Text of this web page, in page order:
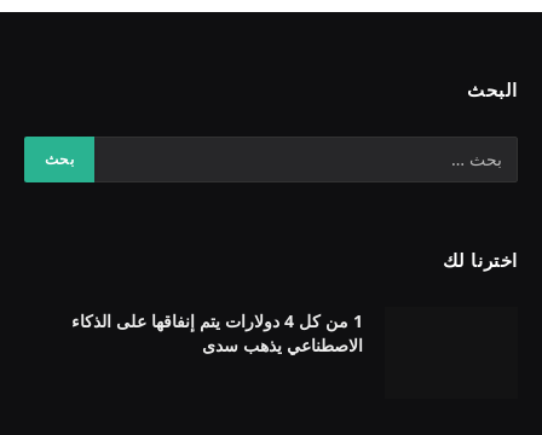
البحث
اخترنا لك
1 من كل 4 دولارات يتم إنفاقها على الذكاء
الاصطناعي يذهب سدى